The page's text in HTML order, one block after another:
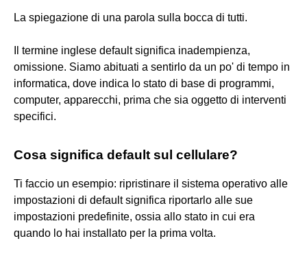
La spiegazione di una parola sulla bocca di tutti.
Il termine inglese default significa inadempienza,
omissione. Siamo abituati a sentirlo da un po' di tempo in
informatica, dove indica lo stato di base di programmi,
computer, apparecchi, prima che sia oggetto di interventi
specifici.
Cosa significa default sul cellulare?
Ti faccio un esempio: ripristinare il sistema operativo alle
impostazioni di default significa riportarlo alle sue
impostazioni predefinite, ossia allo stato in cui era
quando lo hai installato per la prima volta.